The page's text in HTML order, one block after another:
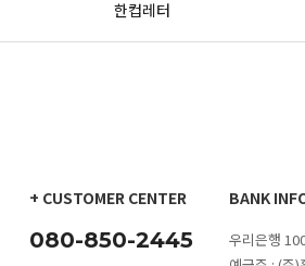
한컵레터
+ CUSTOMER CENTER
080-850-2445
BANK
우리은행